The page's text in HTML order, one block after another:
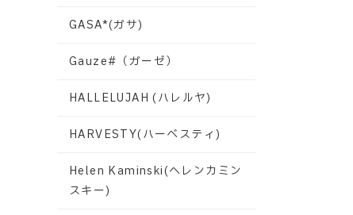
GASA*(ガサ)
Gauze#（ガーゼ）
HALLELUJAH (ハレルヤ)
HARVESTY(ハーベスティ)
Helen Kaminski(ヘレンカミン
スキー)